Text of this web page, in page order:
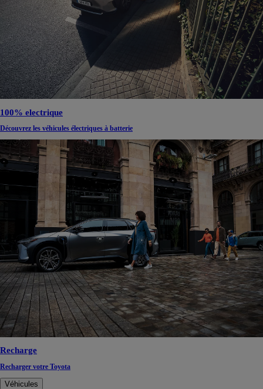
100% electrique
Découvrez les véhicules électriques à batterie
Recharge
Recharger votre Toyota
Véhicules